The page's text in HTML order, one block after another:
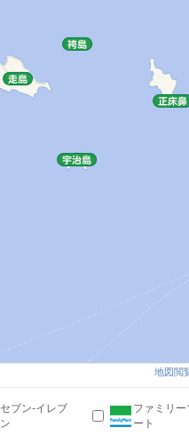
地図閲
セブン-イレブ
ン
ファミリー
ート